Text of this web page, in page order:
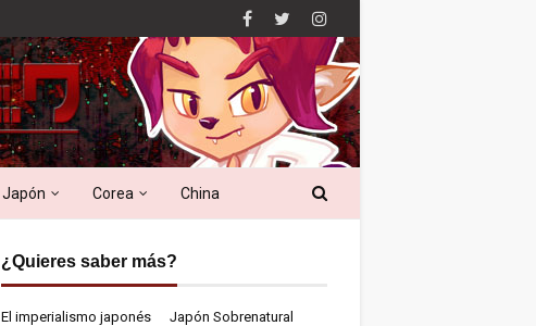
Japón Corea China
¿Quieres saber más?
El imperialismo japonés
Japón Sobrenatural